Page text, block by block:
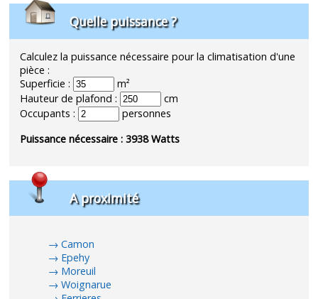
Quelle puissance ?
Calculez la puissance nécessaire pour la climatisation d'une
pièce :
Superficie :
m²
Hauteur de plafond :
cm
Occupants :
personnes
Puissance nécessaire :3938Watts
A proximité
Camon
Epehy
Moreuil
Woignarue